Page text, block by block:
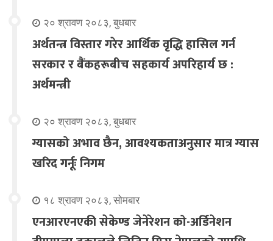
२० श्रावण २०८३, बुधबार
अर्थतन्त्र विस्तार गरेर आर्थिक वृद्धि हासिल गर्न
सरकार र बैंकहरूबीच सहकार्य अपरिहार्य छ :
अर्थमन्त्री
२० श्रावण २०८३, बुधबार
ग्यासको अभाव छैन, आवश्यकताअनुसार मात्र ग्यास
खरिद गर्नूः निगम
१८ श्रावण २०८३, सोमबार
एनआरएनएकी सेकेण्ड जेनेरेशन को-अर्डिनेशन